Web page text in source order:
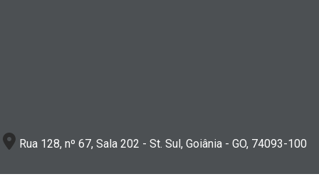
Rua 128, nº 67, Sala 202 - St. Sul, Goiânia - GO, 74093-100